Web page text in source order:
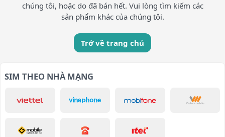
chúng tôi, hoặc do đã bán hết. Vui lòng tìm kiếm các
sản phẩm khác của chúng tôi.
Trở về trang chủ
SIM THEO NHÀ MẠNG